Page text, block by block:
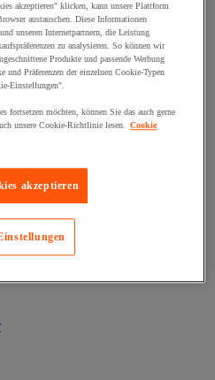
Regalschutz
akzeptieren" klicken, kann unsere Plattform
austauschen. Diese Informationen
unseren Internetpartnern, die Leistung
zu analysieren. So können wir
Produkte und passende Werbung
und Präferenzen der einzelnen Cookie-Typen
Einstellungen".
fortsetzen möchten, können Sie das auch gerne
unsere Cookie-Richtlinie lesen. Cookie
akzeptieren